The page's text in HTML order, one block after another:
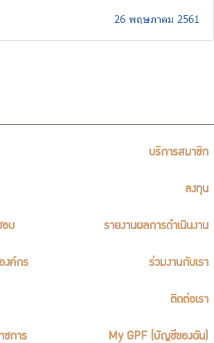
26 พฤษภาคม 2561
บริการสมาชิก
ลงทุน
อบ รายงานผลการดำเนินงาน
งค์กร ร่วมงานกับเรา
ติดต่อเรา
ชการ My GPF (บัญชีของฉัน)